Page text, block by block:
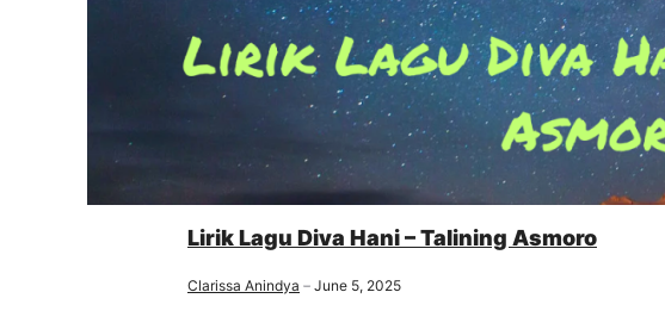
Lirik Lagu Diva Hani – Talining Asmoro
Clarissa Anindya June 5, 2025